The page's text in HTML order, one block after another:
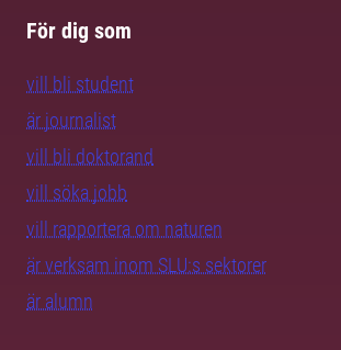
För dig som
vill bli student
är journalist
vill bli doktorand
vill söka jobb
vill rapportera om naturen
är verksam inom SLU:s sektorer
är alumn